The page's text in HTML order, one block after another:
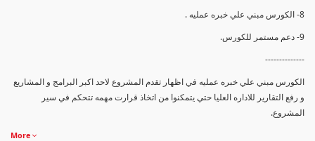
8- الكورس مبني علي خبره عمليه .
9- دعم مستمر للكورس.
--------------
الكورس مبني علي خبره عمليه في اظهار تقدم المشروع لاحد اكبر البرامج و المشاريع
و رفع التقارير للاداره العليا حتي يتمكنوا من اتخاذ قرارت مهمه تتحكم في سير
المشروع.
More